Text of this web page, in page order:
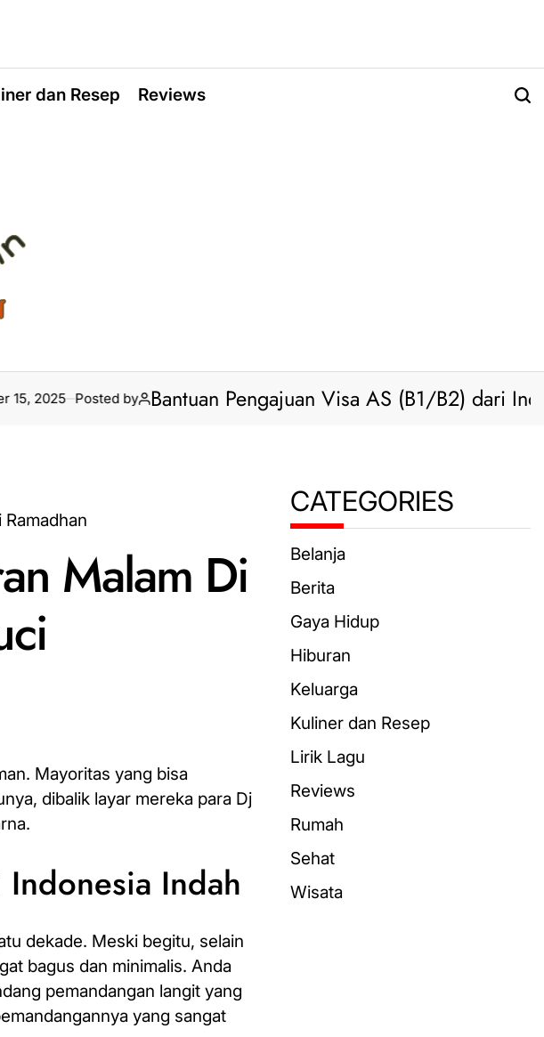
dan Resep Reviews
Posted by Bantuan Pengajuan Visa AS (B1/B2) dari Indonesia
Malam Di
Mayoritas yang bisa
dibalik layar mereka para Dj
Indah
dekade. Meski begitu, selain
bagus dan minimalis. Anda
pemandangan langit yang
yang sangat
CATEGORIES
Belanja
Berita
Gaya Hidup
Hiburan
Keluarga
Kuliner dan Resep
Lirik Lagu
Reviews
Rumah
Sehat
Wisata